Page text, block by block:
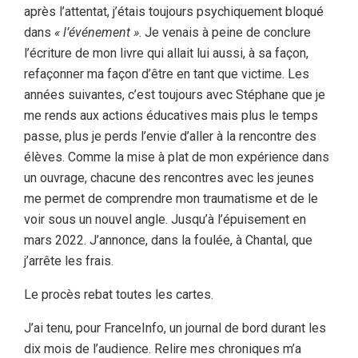
après l’attentat, j’étais toujours psychiquement bloqué
dans « l’événement ». Je venais à peine de conclure
l’écriture de mon livre qui allait lui aussi, à sa façon,
refaçonner ma façon d’être en tant que victime. Les
années suivantes, c’est toujours avec Stéphane que je
me rends aux actions éducatives mais plus le temps
passe, plus je perds l’envie d’aller à la rencontre des
élèves. Comme la mise à plat de mon expérience dans
un ouvrage, chacune des rencontres avec les jeunes
me permet de comprendre mon traumatisme et de le
voir sous un nouvel angle. Jusqu’à l’épuisement en
mars 2022. J’annonce, dans la foulée, à Chantal, que
j’arrête les frais.
Le procès rebat toutes les cartes.
J’ai tenu, pour FranceInfo, un journal de bord durant les
dix mois de l’audience. Relire mes chroniques m’a